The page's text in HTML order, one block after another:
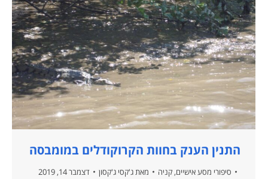
התנין הענק בחוות הקרוקודלים במומבסה
סיפורי מסע אישיים, קניה מאת ג'קסי ג'קסון
דצמבר 14, 2019